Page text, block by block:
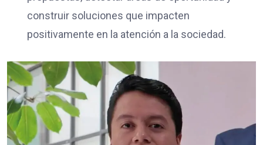
construir soluciones que impacten
positivamente en la atención a la sociedad.